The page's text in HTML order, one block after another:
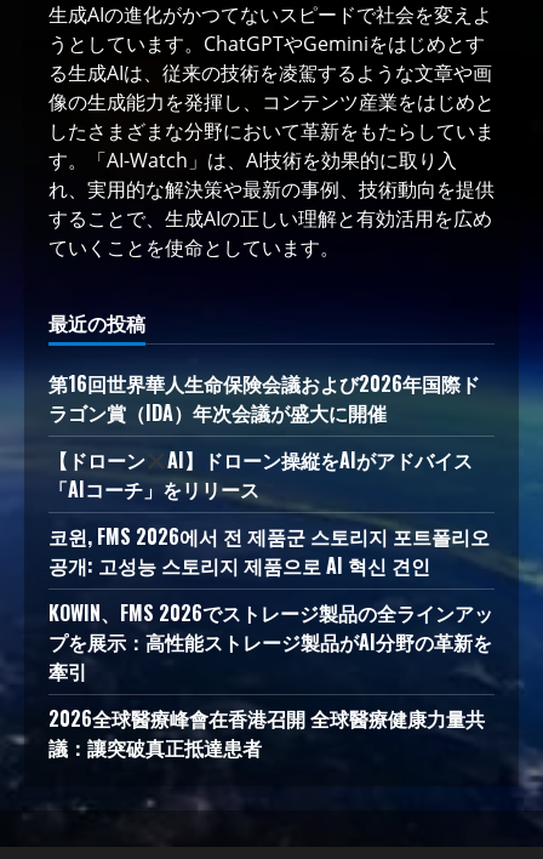
生成AIの進化がかつてないスピードで社会を変えよ
うとしています。ChatGPTやGeminiをはじめとす
る生成AIは、従来の技術を凌駕するような文章や画
像の生成能力を発揮し、コンテンツ産業をはじめと
したさまざまな分野において革新をもたらしていま
す。「AI-Watch」は、AI技術を効果的に取り入
れ、実用的な解決策や最新の事例、技術動向を提供
することで、生成AIの正しい理解と有効活用を広め
ていくことを使命としています。
最近の投稿
第16回世界華人生命保険会議および2026年国際ド
ラゴン賞（IDA）年次会議が盛大に開催
【ドローン
AI】ドローン操縦をAIがアドバイス
「AIコーチ」をリリース
코윈, FMS 2026에서 전 제품군 스토리지 포트폴리오
공개: 고성능 스토리지 제품으로 AI 혁신 견인
KOWIN、FMS 2026でストレージ製品の全ラインアッ
プを展示：高性能ストレージ製品がAI分野の革新を
牽引
2026全球醫療峰會在香港召開 全球醫療健康力量共
議：讓突破真正抵達患者